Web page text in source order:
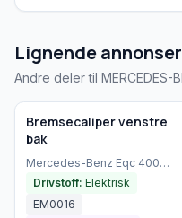
Lignende annonser
Andre deler til MERCEDES-
Brukt - god tilstand
Bedrift
Bremsecaliper venstre
bak
Mercedes-Benz Eqc 400
4matic(2021)
Drivstoff: Elektrisk
EM0016